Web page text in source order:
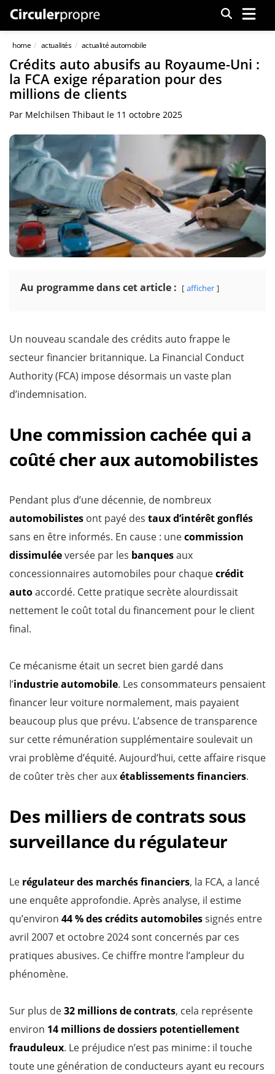
Menu
home actualités actualité automobile
Crédits auto abusifs au Royaume-Uni :
la FCA exige réparation pour des
millions de clients
Par Melchilsen Thibaut le 11 octobre 2025
Au programme dans cet article : afficher
Un nouveau scandale des crédits auto frappe le
secteur financier britannique. La Financial Conduct
Authority (FCA) impose désormais un vaste plan
d’indemnisation.
Une commission cachée qui a
coûté cher aux automobilistes
Pendant plus d’une décennie, de nombreux
automobilistes ont payé des taux d’intérêt gonflés
sans en être informés. En cause : unecommission
dissimuléeversée par les banquesaux
concessionnaires automobiles pour chaquecrédit
autoaccordé. Cette pratique secrète alourdissait
nettement le coût total du financement pour le client
final.
Ce mécanisme était un secret bien gardé dans
l’industrie automobile. Les consommateurs pensaient
financer leur voiture normalement, mais payaient
beaucoup plus que prévu. L’absence de transparence
sur cette rémunération supplémentaire soulevait un
vrai problème d’équité. Aujourd’hui, cette affaire risque
de coûter très cher auxétablissements financiers.
Des milliers de contrats sous
surveillance du régulateur
Le régulateur des marchés financiers, la FCA, a lancé
une enquête approfondie. Après analyse, il estime
qu’environ 44 % des crédits automobilessignés entre
avril 2007 et octobre 2024 sont concernés par ces
pratiques abusives. Ce chiffre montre l’ampleur du
phénomène.
Sur plus de32 millions de contrats, cela représente
environ 14 millions de dossiers potentiellement
frauduleux. Le préjudice n’est pas minime : il touche
toute une génération de conducteurs ayant eu recours